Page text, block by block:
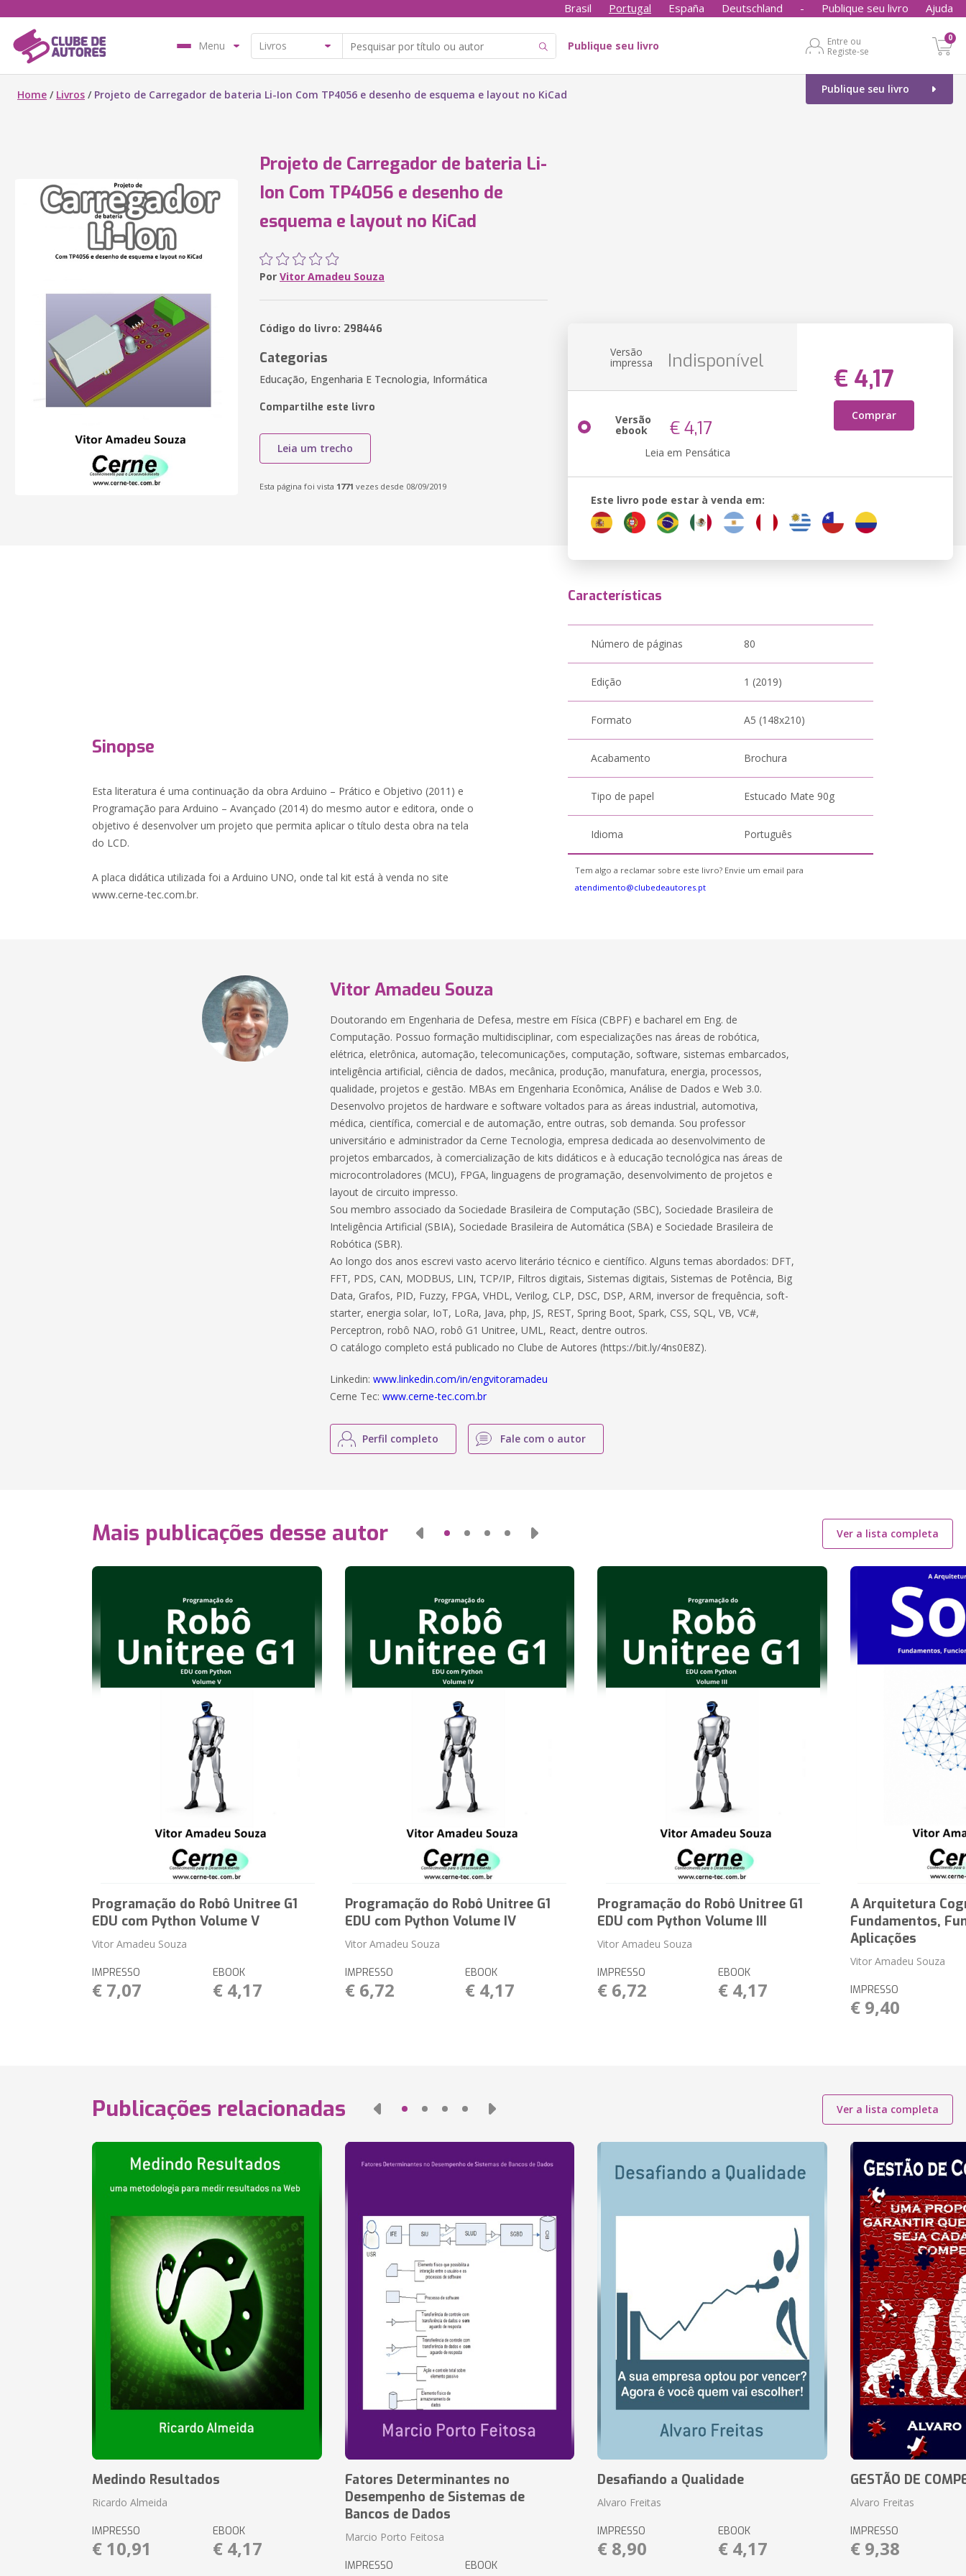
Brasil Portugal España Deutschland - Publique seu livro Ajuda
Menu Publique seu livro
Entre ou
Registe-se
0
Publique seu livro
Home / Livros / Projeto de Carregador de bateria Li-Ion Com TP4056 e desenho de esquema e layout no KiCad
Projeto de Carregador de bateria Li-
Ion Com TP4056 e desenho de
esquema e layout no KiCad
Por Vitor Amadeu Souza
Código do livro: 298446
Categorias
Educação, Engenharia E Tecnologia, Informática
Compartilhe este livro
Leia um trecho
Esta página foi vista 1771 vezes desde 08/09/2019
Versão
impressa Indisponível
€ 4,17
Comprar
Versão
ebook € 4,17
Leia em Pensática
Este livro pode estar à venda em:
Sinopse
Esta literatura é uma continuação da obra Arduino – Prático e Objetivo (2011) e
Programação para Arduino – Avançado (2014) do mesmo autor e editora, onde o
objetivo é desenvolver um projeto que permita aplicar o título desta obra na tela
do LCD.
A placa didática utilizada foi a Arduino UNO, onde tal kit está à venda no site
www.cerne-tec.com.br.
Características
Número de páginas 80
Edição 1 (2019)
Formato A5 (148x210)
Acabamento Brochura
Tipo de papel Estucado Mate 90g
Idioma Português
Tem algo a reclamar sobre este livro? Envie um email para
atendimento@clubedeautores.pt
Vitor Amadeu Souza
Doutorando em Engenharia de Defesa, mestre em Física (CBPF) e bacharel em Eng. de
Computação. Possuo formação multidisciplinar, com especializações nas áreas de robótica,
elétrica, eletrônica, automação, telecomunicações, computação, software, sistemas embarcados,
inteligência artificial, ciência de dados, mecânica, produção, manufatura, energia, processos,
qualidade, projetos e gestão. MBAs em Engenharia Econômica, Análise de Dados e Web 3.0.
Desenvolvo projetos de hardware e software voltados para as áreas industrial, automotiva,
médica, científica, comercial e de automação, entre outras, sob demanda. Sou professor
universitário e administrador da Cerne Tecnologia, empresa dedicada ao desenvolvimento de
projetos embarcados, à comercialização de kits didáticos e à educação tecnológica nas áreas de
microcontroladores (MCU), FPGA, linguagens de programação, desenvolvimento de projetos e
layout de circuito impresso.
Sou membro associado da Sociedade Brasileira de Computação (SBC), Sociedade Brasileira de
Inteligência Artificial (SBIA), Sociedade Brasileira de Automática (SBA) e Sociedade Brasileira de
Robótica (SBR).
Ao longo dos anos escrevi vasto acervo literário técnico e científico. Alguns temas abordados: DFT,
FFT, PDS, CAN, MODBUS, LIN, TCP/IP, Filtros digitais, Sistemas digitais, Sistemas de Potência, Big
Data, Grafos, PID, Fuzzy, FPGA, VHDL, Verilog, CLP, DSC, DSP, ARM, inversor de frequência, soft-
starter, energia solar, IoT, LoRa, Java, php, JS, REST, Spring Boot, Spark, CSS, SQL, VB, VC#,
Perceptron, robô NAO, robô G1 Unitree, UML, React, dentre outros.
O catálogo completo está publicado no Clube de Autores (https://bit.ly/4ns0E8Z).
Linkedin:www.linkedin.com/in/engvitoramadeu
Cerne Tec:www.cerne-tec.com.br
Perfil completo Fale com o autor
Mais publicações desse autor Ver a lista completa
Programação do Robô Unitree G1
EDU com Python Volume V
Vitor Amadeu Souza
IMPRESSO
€ 7,07
EBOOK
€ 4,17
Programação do Robô Unitree G1
EDU com Python Volume IV
Vitor Amadeu Souza
IMPRESSO
€ 6,72
EBOOK
€ 4,17
Programação do Robô Unitree G1
EDU com Python Volume III
Vitor Amadeu Souza
IMPRESSO
€ 6,72
EBOOK
€ 4,17
A Arquitetura
Fundamentos,
Aplicações
Vitor Amadeu Souza
IMPRESSO
€ 9,40
Publicações relacionadas Ver a lista completa
Medindo Resultados
Ricardo Almeida
IMPRESSO
€ 10,91
EBOOK
€ 4,17
Fatores Determinantes no
Desempenho de Sistemas de
Bancos de Dados
Marcio Porto Feitosa
IMPRESSO EBOOK
Desafiando a Qualidade
Alvaro Freitas
IMPRESSO
€ 8,90
EBOOK
€ 4,17
GESTÃO DE
Alvaro Freitas
IMPRESSO
€ 9,38